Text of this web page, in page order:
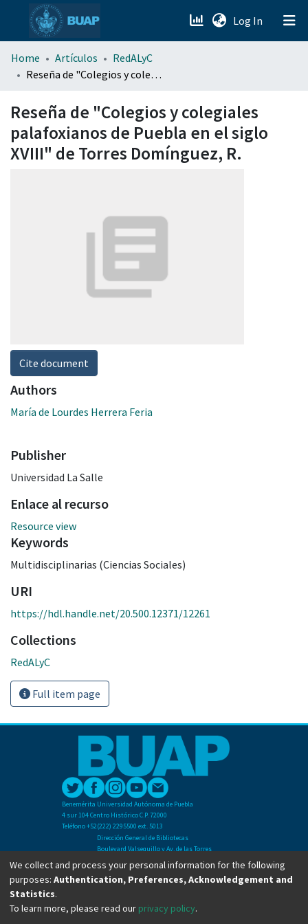
Log In (current)
menu.section.about_menu
Home Artículos
RedALyC
Reseña de "Colegios y colegiales palafoxianos de Puebla en el siglo XVIII" de Torres Domínguez, R.
Reseña de "Colegios y colegiales
palafoxianos de Puebla en el siglo
XVIII" de Torres Domínguez, R.
Cite document
Authors
María de Lourdes Herrera Feria
Publisher
Universidad La Salle
Enlace al recurso
Resource view
Keywords
Multidisciplinarias (Ciencias Sociales)
URI
https://hdl.handle.net/20.500.12371/12261
Collections
RedALyC
Full item page
Benemérita Universidad Autónoma de Puebla
4 sur 104 Centro Histórico C.P. 72000
Teléfono +52(222) 2295500 ext. 5013
Dirección General de Bibliotecas
Boulevard Valsequillo y Av. de las Torres
Ciudad Universitaria. Col. San Manuel
C.P. 72570
Teléfono +52 (222) 2295500 Ext 2901
We collect and process your personal information for the following
purposes: Authentication, Preferences, Acknowledgement and
Statistics.
To learn more, please read our privacy policy.